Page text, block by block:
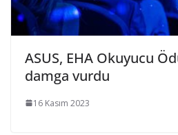
ASUS, EHA Okuyucu
damga vurdu
16 Kasım 2023